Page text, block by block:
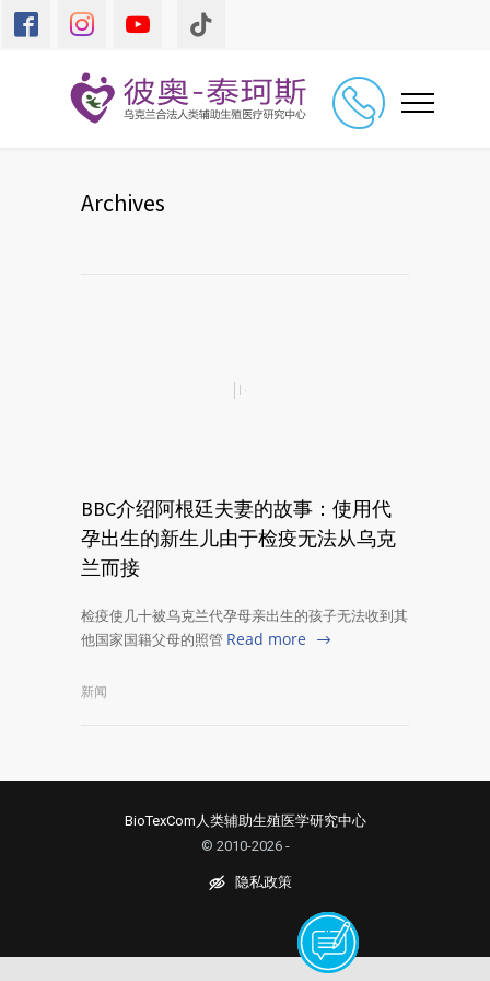
Archives
BBC介绍阿根廷夫妻的故事：使用代
孕出生的新生儿由于检疫无法从乌克
兰而接
检疫使几十被乌克兰代孕母亲出生的孩子无法收到其
他国家国籍父母的照管 Read more
新闻
© 2010-2026 -
BioTexCom人类辅助生殖医学研究中心
隐私政策